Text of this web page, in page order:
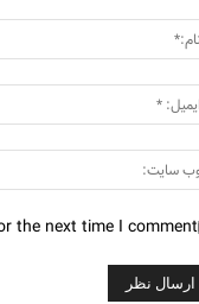
the next time I comment.